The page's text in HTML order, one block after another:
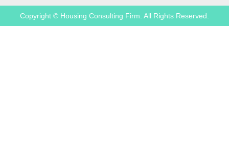
Copyright © Housing Consulting Firm. All Rights Reserved.